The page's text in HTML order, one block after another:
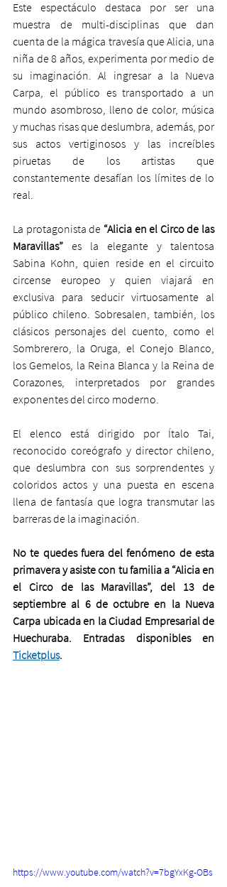
Este espectáculo destaca por ser una
muestra de multi-disciplinas que dan
cuenta de la mágica travesía que Alicia, una
niña de 8 años, experimenta por medio de
su imaginación. Al ingresar a la Nueva
Carpa, el público es transportado a un
mundo asombroso, lleno de color, música
y muchas risas que deslumbra, además, por
sus actos vertiginosos y las increíbles
piruetas de los artistas que
constantemente desafían los límites de lo
real.
La protagonista de “Alicia en el Circo de las
Maravillas” es la elegante y talentosa
Sabina Kohn, quien reside en el circuito
circense europeo y quien viajará en
exclusiva para seducir virtuosamente al
público chileno. Sobresalen, también, los
clásicos personajes del cuento, como el
Sombrerero, la Oruga, el Conejo Blanco,
los Gemelos, la Reina Blanca y la Reina de
Corazones, interpretados por grandes
exponentes del circo moderno.
El elenco está dirigido por Ítalo Tai,
reconocido coreógrafo y director chileno,
que deslumbra con sus sorprendentes y
coloridos actos y una puesta en escena
llena de fantasía que logra transmutar las
barreras de la imaginación.
No te quedes fuera del fenómeno de esta
primavera y asiste con tu familia a “Alicia en
el Circo de las Maravillas”, del 13 de
septiembre al 6 de octubre en la Nueva
Carpa ubicada en la Ciudad Empresarial de
Ticketplus.
https://www.youtube.com/watch?v=7bgYxKg-OBs